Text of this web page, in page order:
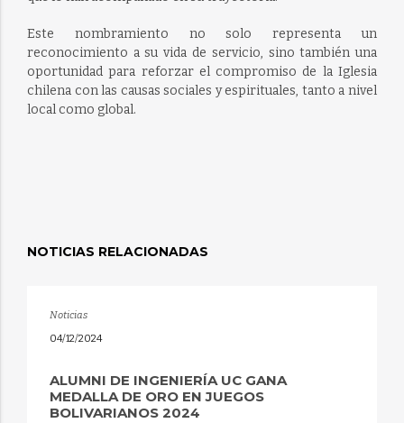
Este nombramiento no solo representa un
reconocimiento a su vida de servicio, sino también una
oportunidad para reforzar el compromiso de la Iglesia
chilena con las causas sociales y espirituales, tanto a nivel
local como global.
NOTICIAS RELACIONADAS
Noticias
04/12/2024
ALUMNI DE INGENIERÍA UC GANA
MEDALLA DE ORO EN JUEGOS
BOLIVARIANOS 2024